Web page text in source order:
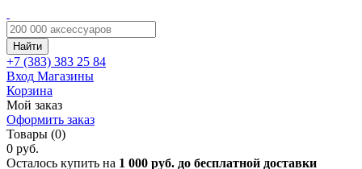
Найти
+7 (383) 383 25 84
Вход Магазины
Корзина
Мой заказ
Оформить заказ
Товары (0)
0 руб.
Осталось купить на 1 000 руб. до бесплатной доставки